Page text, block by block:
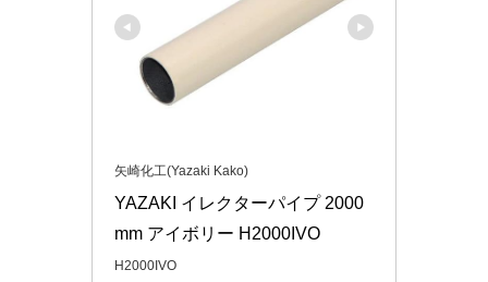
矢崎化工(Yazaki Kako)
YAZAKI イレクターパイプ 2000
mm アイボリー H2000IVO
H2000IVO